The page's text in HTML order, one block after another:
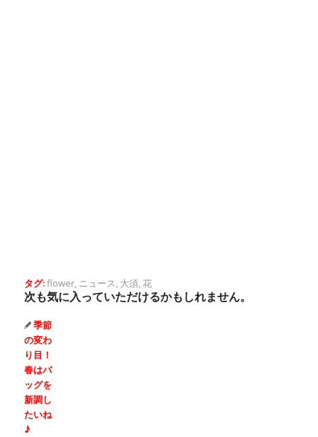
タグ:flower, ニュース, 大須,花
次も気に入っていただけるかもしれません。
季節
の変わ
り目！
春はバ
ッグを
新調し
たいね
♪